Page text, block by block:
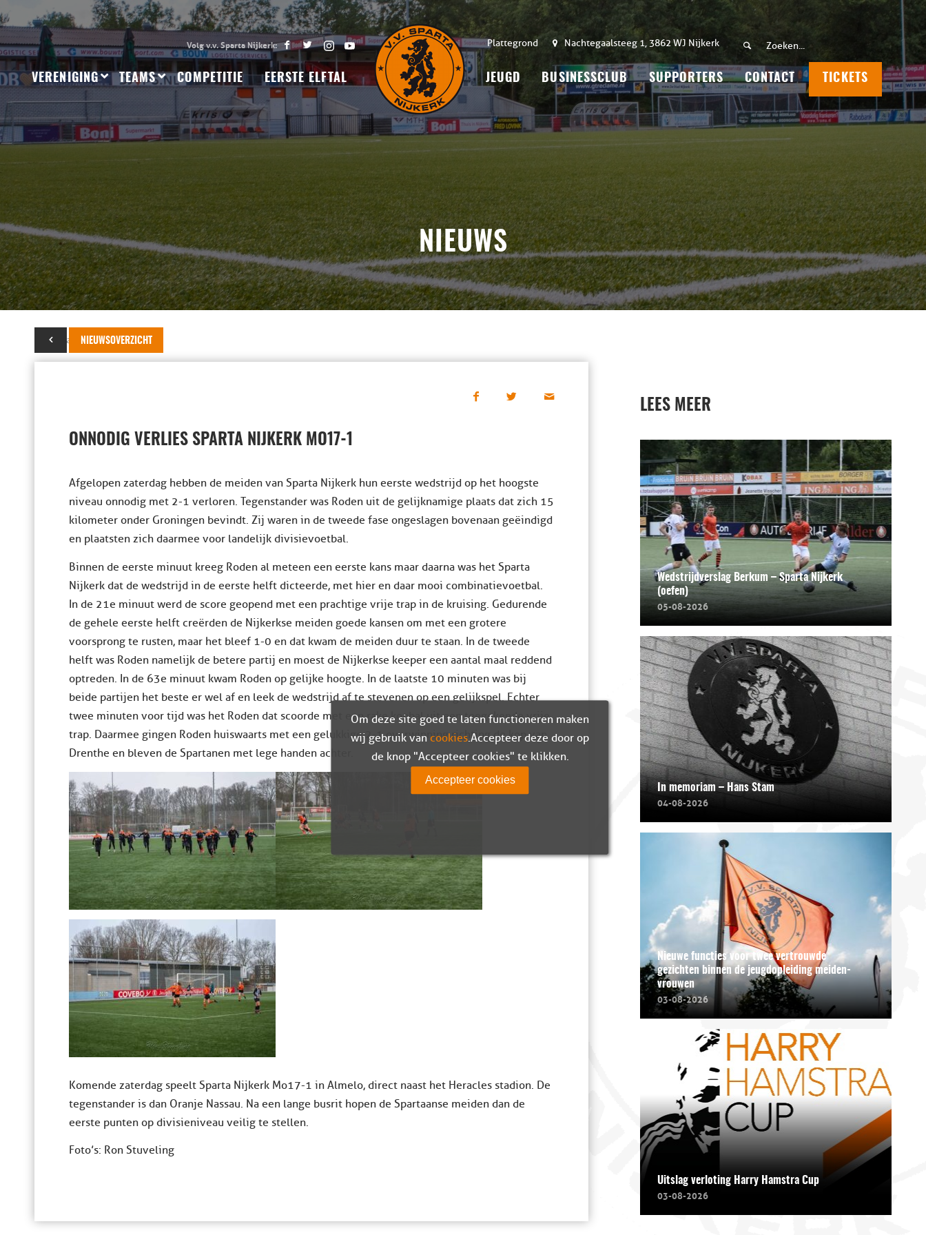
Plattegrond Nachtegaalsteeg 1, 3862 WJ Nijkerk
VERENIGING TEAMS COMPETITIE EERSTE ELFTAL JEUGD BUSINESSCLUB SUPPORTERS CONTACT TICKETS
NIEUWS
NIEUWSOVERZICHT
23 januari 2024
ONNODIG VERLIES SPARTA NIJKERK MO17-1
Afgelopen zaterdag hebben de meiden van Sparta Nijkerk hun eerste wedstrijd op het hoogste
niveau onnodig met 2-1 verloren. Tegenstander was Roden uit de gelijknamige plaats dat zich 15
kilometer onder Groningen bevindt. Zij waren in de tweede fase ongeslagen bovenaan geëindigd
en plaatsten zich daarmee voor landelijk divisievoetbal.
Binnen de eerste minuut kreeg Roden al meteen een eerste kans maar daarna was het Sparta
Nijkerk dat de wedstrijd in de eerste helft dicteerde, met hier en daar mooi combinatievoetbal.
In de 21e minuut werd de score geopend met een prachtige vrije trap in de kruising. Gedurende
de gehele eerste helft creërden de Nijkerkse meiden goede kansen om met een grotere
voorsprong te rusten, maar het bleef 1-0 en dat kwam de meiden duur te staan. In de tweede
helft was Roden namelijk de betere partij en moest de Nijkerkse keeper een aantal maal reddend
optreden. In de 63e minuut kwam Roden op gelijke hoogte. In de laatste 10 minuten was bij
beide partijen het beste er wel af en leek de wedstrijd af te stevenen op een gelijkspel. Echter
twee minuten voor tijd was het Roden dat scoorde met een rake kopbal uit een toegekende vrije
trap. Daarmee gingen Roden huiswaarts met een gelukkige 2-1 overwinning richting de kop van
Drenthe en bleven de Spartanen met lege handen achter.
Komende zaterdag speelt Sparta Nijkerk Mo17-1 in Almelo, direct naast het Heracles stadion. De
tegenstander is dan Oranje Nassau. Na een lange busrit hopen de Spartaanse meiden dan de
eerste punten op divisieniveau veilig te stellen.
Foto’s: Ron Stuveling
LEES MEER
Wedstrijdverslag Berkum – Sparta Nijkerk
(oefen)
05-08-2026
In memoriam – Hans Stam
04-08-2026
Nieuwe functies voor twee vertrouwde
gezichten binnen de jeugdopleiding meiden-
vrouwen
03-08-2026
Uitslag verloting Harry Hamstra Cup
03-08-2026
Om deze site goed te laten functioneren maken
wij gebruik van cookies. Accepteer deze door op
de knop "Accepteer cookies" te klikken.
Accepteer cookies